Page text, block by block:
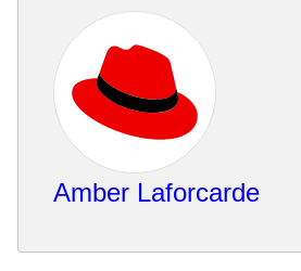
Amber Laforcarde